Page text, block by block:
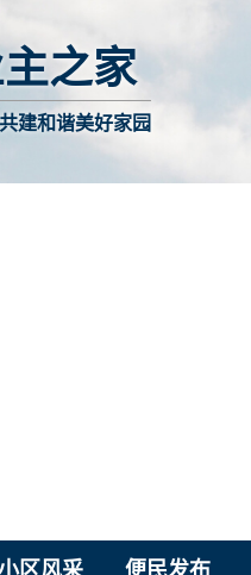
之家
建和谐美好家园